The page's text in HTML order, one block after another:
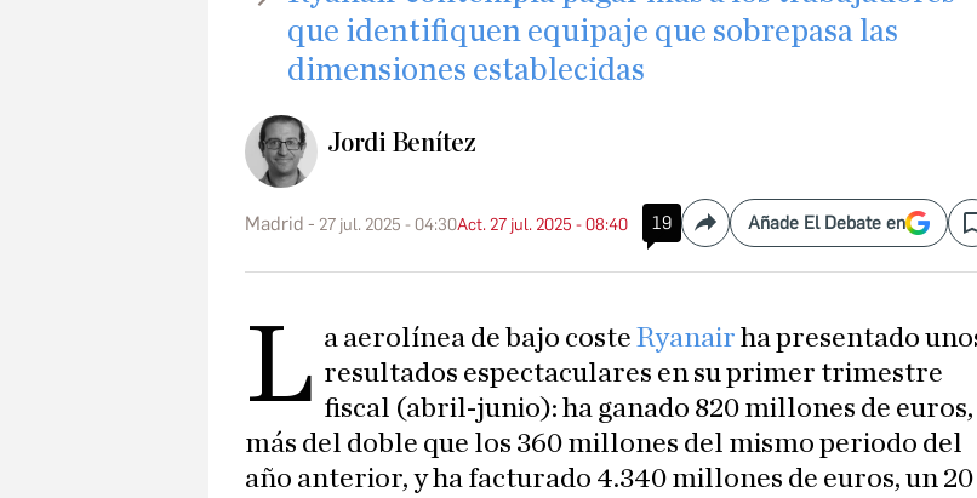
que identifiquen equipaje que sobrepasa las
dimensiones establecidas
Jordi Benítez
Madrid 27 jul. 2025 - 04:30Act. 27 jul. 2025 - 08:40 19 CompartirAñade El Debate en
L a aerolínea de bajo costeRyanair ha presentado
resultados espectaculares en su primer trimestre
fiscal (abril-junio): ha ganado 820 millones de euros,
más del doble que los 360 millones del mismo periodo del
año anterior, y ha facturado 4.340 millones de euros, un 20